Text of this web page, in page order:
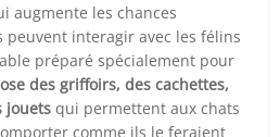
augmente les chances
peuvent interagir avec les félins
préparé spécialement pour
des griffoirs, des cachettes,
jouets qui permettent aux chats
comme ils le feraient